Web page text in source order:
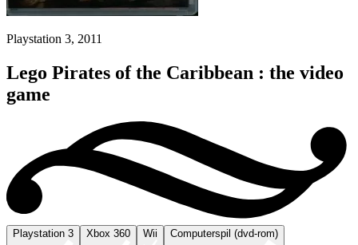
Playstation 3, 2011
Lego Pirates of the Caribbean : the video
game
Playstation 3 Xbox 360 Wii Computerspil (dvd-rom)